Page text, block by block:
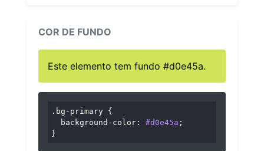
COR DE FUNDO
Este elemento tem fundo #d0e45a.
.bg-primary {
background-color : #d0e45a ;
}